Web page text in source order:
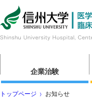
企業治験
トップページ お知らせ